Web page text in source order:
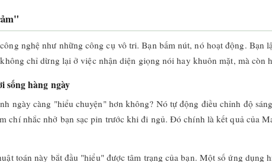
nghệ như những công cụ vô tri. Bạn bấm nút, nó hoạt động.
chỉ dừng lại ở việc nhận diện giọng nói hay khuôn mặt, mà còn
sống hàng ngày
ngày càng "hiểu chuyện" hơn không? Nó tự động điều chỉnh độ
chí nhắc nhở bạn sạc pin trước khi đi ngủ. Đó chính là kết quả của
toán này bắt đầu "hiểu" được tâm trạng của bạn. Một số ứng